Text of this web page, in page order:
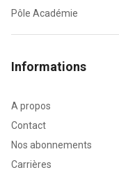
Pôle Académie
Informations
A propos
Contact
Nos abonnements
Carrières